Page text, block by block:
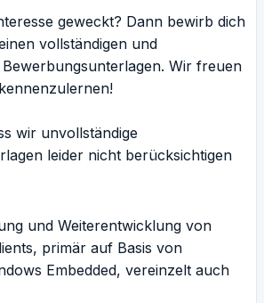
geweckt? Dann bewirb dich
vollständigen und
Wir freuen
wir unvollständige
leider nicht berücksichtigen
und Weiterentwicklung von
primär auf Basis von
Embedded, vereinzelt auch